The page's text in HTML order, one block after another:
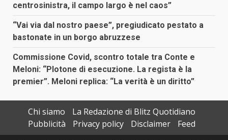
centrosinistra, il campo largo è nel caos”
“Vai via dal nostro paese”, pregiudicato pestato a
bastonate in un borgo abruzzese
Commissione Covid, scontro totale tra Conte e
Meloni: “Plotone di esecuzione. La regista è la
premier”. Meloni replica: “La verità è un diritto”
Chi siamo
La Redazione di Blitz Quotidiano
Pubblicità
Privacy policy Disclaimer
Feed